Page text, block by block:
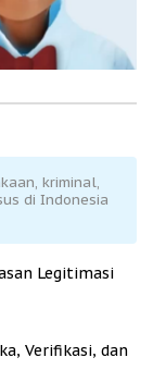
kriminal,
di Indonesia
Legitimasi
Verifikasi, dan